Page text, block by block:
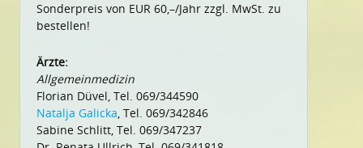
Sonderpreis von EUR 60,–/Jahr zzgl. MwSt. zu
bestellen!
Ärzte:
Allgemeinmedizin
Florian Düvel, Tel. 069/344590
Natalja Galicka, Tel. 069/342846
Sabine Schlitt, Tel. 069/347237